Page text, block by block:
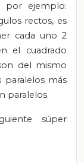
por ejemplo:
rectos, es
cada uno 2
el cuadrado
del mismo
más
paralelos.
súper